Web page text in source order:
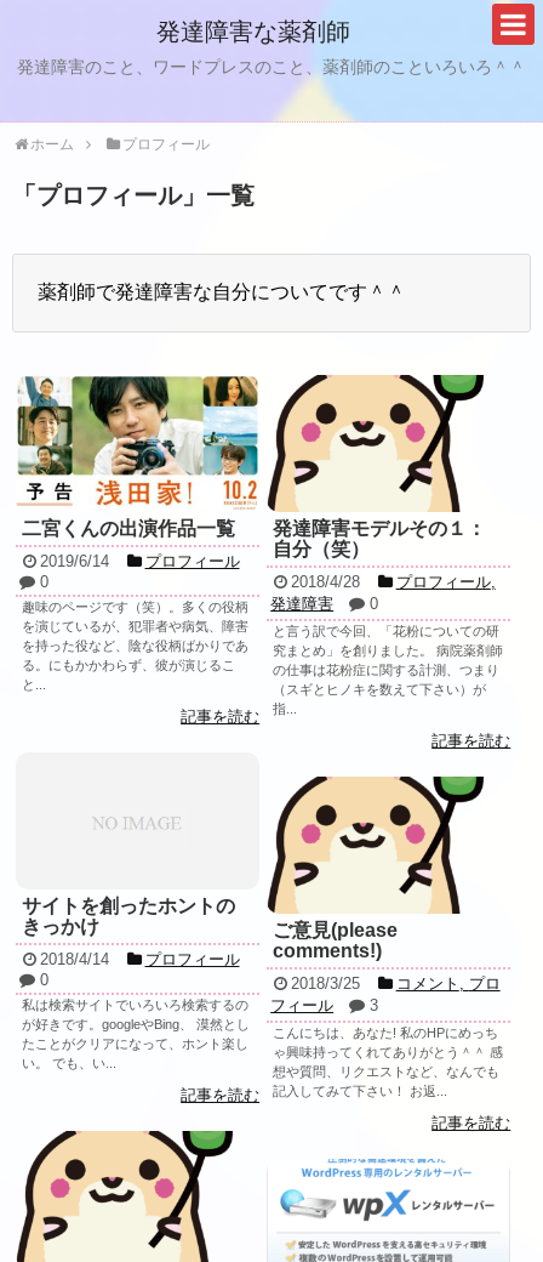
発達障害な薬剤師
発達障害のこと、ワードプレスのこと、薬剤師のこといろいろ＾＾
ホーム プロフィール
「 プロフィール」 一覧
薬剤師で発達障害な自分についてです＾＾
二宮くんの出演作品一覧
2019/6/14
プロフィール
0
趣味のページです（笑）。多くの役柄
を演じているが、犯罪者や病気、障害
を持った役など、陰な役柄ばかりであ
る。にもかかわらず、彼が演じるこ
と...
記事を読む
発達障害モデルその１：
自分（笑）
2018/4/28 プロフィール,
発達障害
0
と言う訳で今回、「花粉についての研
究まとめ」を創りました。 病院薬剤師
の仕事は花粉症に関する計測、つまり
（スギとヒノキを数えて下さい）が
指...
記事を読む
サイトを創ったホントの
きっかけ
2018/4/14
プロフィール
0
私は検索サイトでいろいろ検索するの
が好きです。googleやBing、 漠然とし
たことがクリアになって、ホント楽し
い。 でも、い...
記事を読む
ご意見(please
comments!)
2018/3/25 コメント , プロ
フィール
3
こんにちは、あなた! 私のHPにめっち
ゃ興味持ってくれてありがとう＾＾ 感
想や質問、リクエストなど、なんでも
記入してみて下さい！ お返...
記事を読む